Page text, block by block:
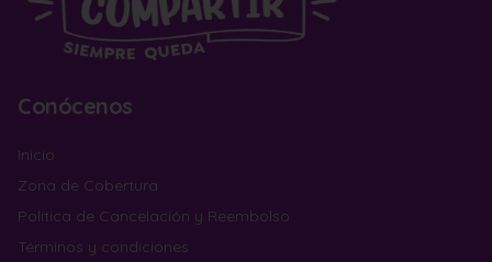
Conócenos
Inicio
Zona de Cobertura
Política de Cancelación y Reembolso
Términos y condiciones